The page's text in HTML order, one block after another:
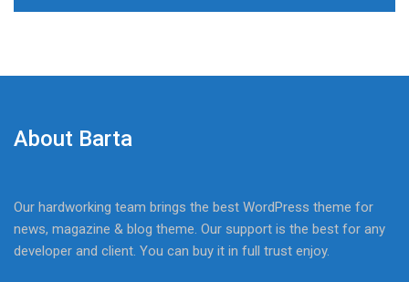
About Barta
Our hardworking team brings the best WordPress theme for
news, magazine & blog theme. Our support is the best for any
developer and client. You can buy it in full trust enjoy.